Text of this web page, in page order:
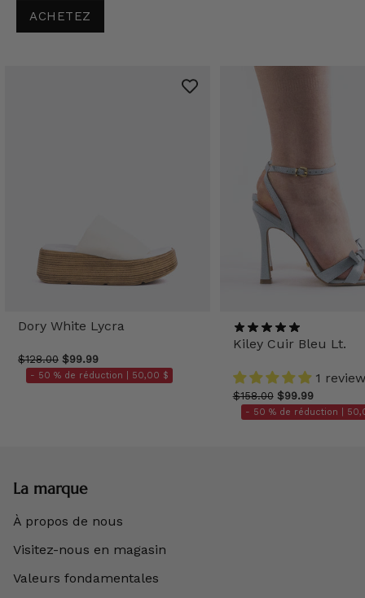
ACHETEZ
Dory White Lycra
$128.00 $99.99
- 50 % de réduction | 50,00 $
Kiley Cuir Bleu Lt.
1 review
$158.00 $99.99
- 50 % de réduction |
La marque
À propos de nous
Visitez-nous en magasin
Valeurs fondamentales